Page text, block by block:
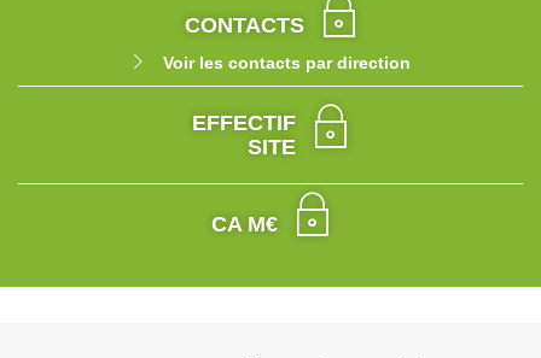
CONTACTS
Voir les contacts par direction
EFFECTIF
SITE
CA M€